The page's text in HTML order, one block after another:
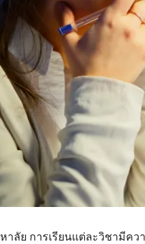
าลัย การเรียนแต่ละวิชามีค